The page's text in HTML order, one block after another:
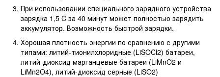
При использовании специального зарядного устройства
зарядка 1,5 C за 40 минут может полностью зарядить
аккумулятор. Возможность быстрой зарядки.
Хорошая плотность энергии по сравнению с другими
типами: литий-тионилхлоридные (LiSOCl2) батареи,
литий-диоксид марганцевые батареи (LiMnO2 и
LiMn2O4), литий-диоксид серные (LiSO2)